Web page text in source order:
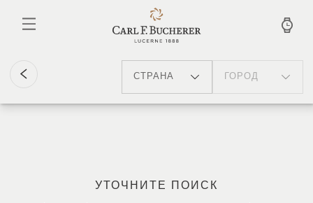
основному
СТРАНА ГОРОД
УТОЧНИТЕ ПОИСК